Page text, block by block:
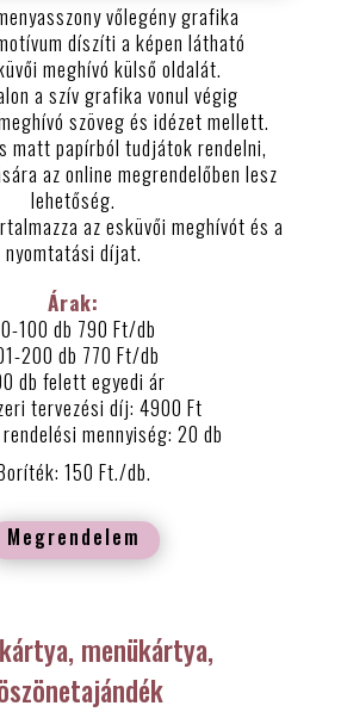
vőlegény grafika
díszíti a képen látható
meghívó külső oldalát.
a szív grafika vonul végig
szöveg és idézet mellett.
matt papírból tudjátok rendelni,
az online megrendelőben lesz
lehetőség.
az esküvői meghívót és a
nyomtatási díjat.
Árak:
100 db 790 Ft/db
200 db 770 Ft/db
db felett egyedi ár
tervezési díj: 4900 Ft
mennyiség: 20 db
150 Ft./db.
Megrendelem
menükártya,